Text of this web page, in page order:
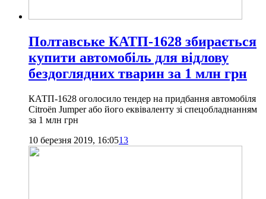
Полтавське КАТП-1628 збирається
купити автомобіль для відлову
бездоглядних тварин за 1 млн грн
КАТП-1628 оголосило тендер на придбання автомобіля
Citroën Jumper або його еквіваленту зі спецобладнанням
за 1 млн грн
10 березня 2019, 16:0513